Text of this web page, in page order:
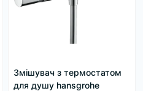
Змішувач з термостатом
для душу hansgrohe